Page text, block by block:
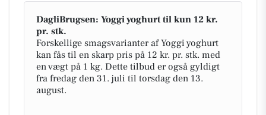
DagliBrugsen: Yoggi yoghurt til kun 12 kr.
pr. stk.
Forskellige smagsvarianter af Yoggi yoghurt
kan fås til en skarp pris på 12 kr. pr. stk. med
en vægt på 1 kg. Dette tilbud er også gyldigt
fra fredag den 31. juli til torsdag den 13.
august.